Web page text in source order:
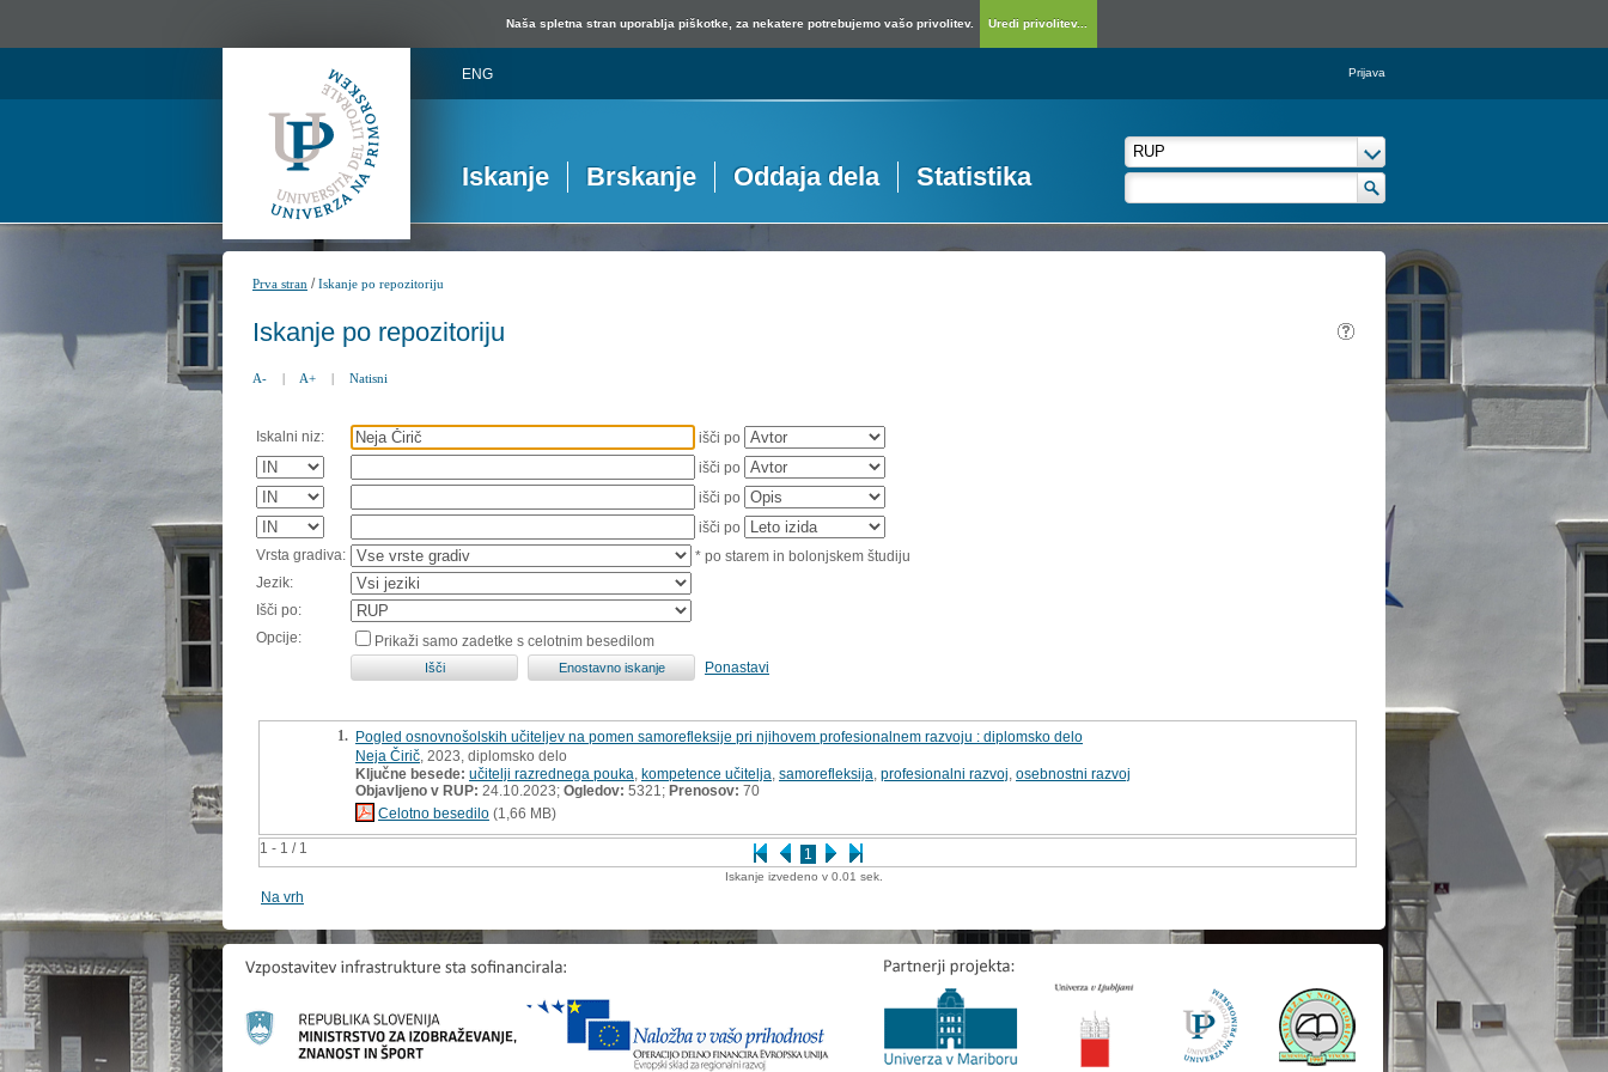
Naša spletna stran uporablja piškotke, za nekatere potrebujemo vašo privolitev. Uredi privolitev...
ENG Prijava
Iskanje Brskanje Oddaja dela Statistika
Prva stran /Iskanje po repozitoriju
Iskanje po repozitoriju
A- | A+ | Natisni
Iskalni niz:
išči po
išči po
išči po
išči po
Vrsta gradiva:
* po starem in bolonjskem študiju
Jezik:
Išči po:
Opcije:
Prikaži samo zadetke s celotnim besedilom
Ponastavi
1 - 1 / 1 1
1. Pogled osnovnošolskih učiteljev na pomen samorefleksije pri njihovem profesionalnem razvoju : diplomsko delo
Neja Čirič , 2023, diplomsko delo
Ključne besede: učitelji razrednega pouka kompetence učitelja samorefleksija profesionalni razvoj osebnostni razvoj
Objavljeno v RUP: 24.10.2023; Ogledov: 5321; Prenosov: 70
Celotno besedilo (1,66 MB)
Iskanje izvedeno v 0.01 sek.
Na vrh